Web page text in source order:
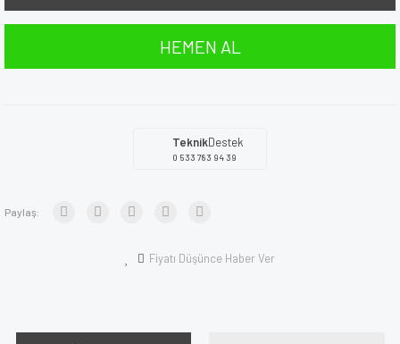
HEMEN AL
TeknikDestek
0 533 783 94 39
Paylaş:
Fiyatı Düşünce Haber Ver